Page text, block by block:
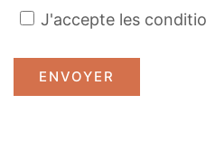
J'accepte les